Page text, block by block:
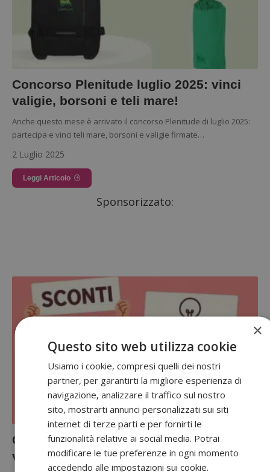
Concorso Plenitude luglio 2025: vinci
valigie, borsoni e teli mare!
Anche questo mese è arrivato il concorso Plenitude di luglio 2025:
partecipa e vinci teli mare, borsoni e valigie firmate…
2 Luglio 2025
Leggi Articolo
Sponsorizzato:
Concorso “ENELtiPREMIA di energia”:
vinci sconti e scooter elettrico!
×
Questo sito web utilizza cookie
Usiamo i cookie, compresi quelli dei nostri
partner, per garantirti la migliore esperienza di
navigazione, analizzare il traffico sul nostro
sito, mostrarti annunci personalizzati sui siti
internet di terze parti e per fornirti le
funzionalità relative ai social media. Potrai
modificare le tue preferenze in ogni momento
accedendo alle impostazioni sui cookie.